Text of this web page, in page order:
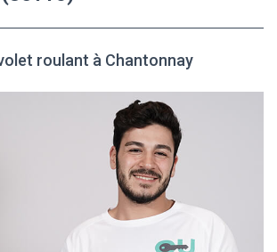
roulant à Chantonnay